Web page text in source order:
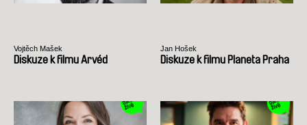
Vojtěch Mašek
Diskuze k filmu Arvéd
Jan Hošek
Diskuze k filmu Planeta Praha